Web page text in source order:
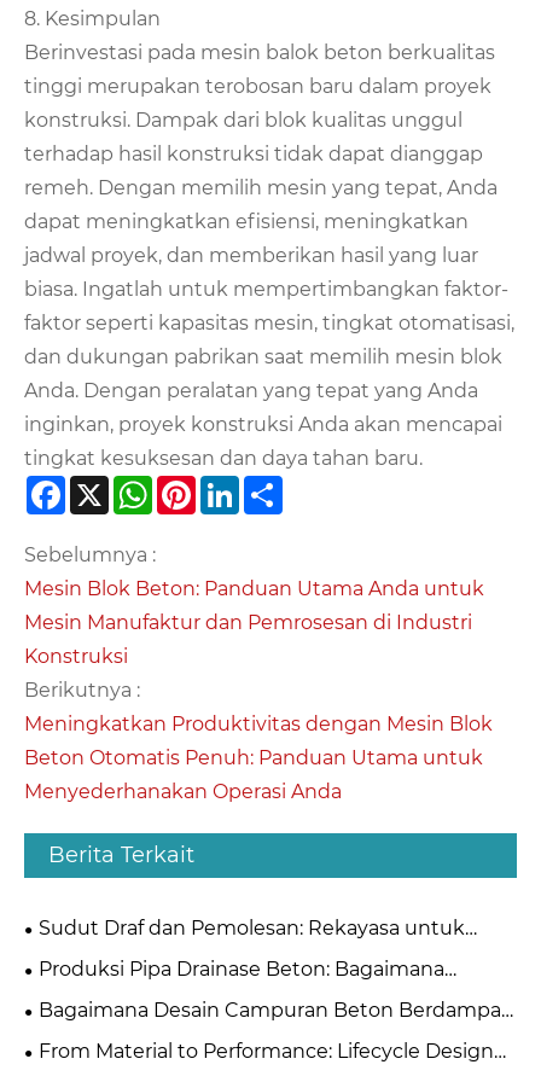
8. Kesimpulan
Berinvestasi pada mesin balok beton berkualitas
tinggi merupakan terobosan baru dalam proyek
konstruksi. Dampak dari blok kualitas unggul
terhadap hasil konstruksi tidak dapat dianggap
remeh. Dengan memilih mesin yang tepat, Anda
dapat meningkatkan efisiensi, meningkatkan
jadwal proyek, dan memberikan hasil yang luar
biasa. Ingatlah untuk mempertimbangkan faktor-
faktor seperti kapasitas mesin, tingkat otomatisasi,
dan dukungan pabrikan saat memilih mesin blok
Anda. Dengan peralatan yang tepat yang Anda
inginkan, proyek konstruksi Anda akan mencapai
tingkat kesuksesan dan daya tahan baru.
Facebook
X WhatsApp
PinterestLinkedIn
Sebelumnya :
Mesin Blok Beton: Panduan Utama Anda untuk
Mesin Manufaktur dan Pemrosesan di Industri
Konstruksi
Berikutnya :
Meningkatkan Produktivitas dengan Mesin Blok
Beton Otomatis Penuh: Panduan Utama untuk
Menyederhanakan Operasi Anda
Berita Terkait
Sudut Draf dan Pemolesan: Rekayasa untuk
Pelontaran Blok Halus
Produksi Pipa Drainase Beton: Bagaimana
Memilih Antara Metode Ekstrusi dan Suspensi
Bagaimana Desain Campuran Beton Berdampak
Langsung pada Pemilihan Bahan Cetakan
From Material to Performance: Lifecycle Design